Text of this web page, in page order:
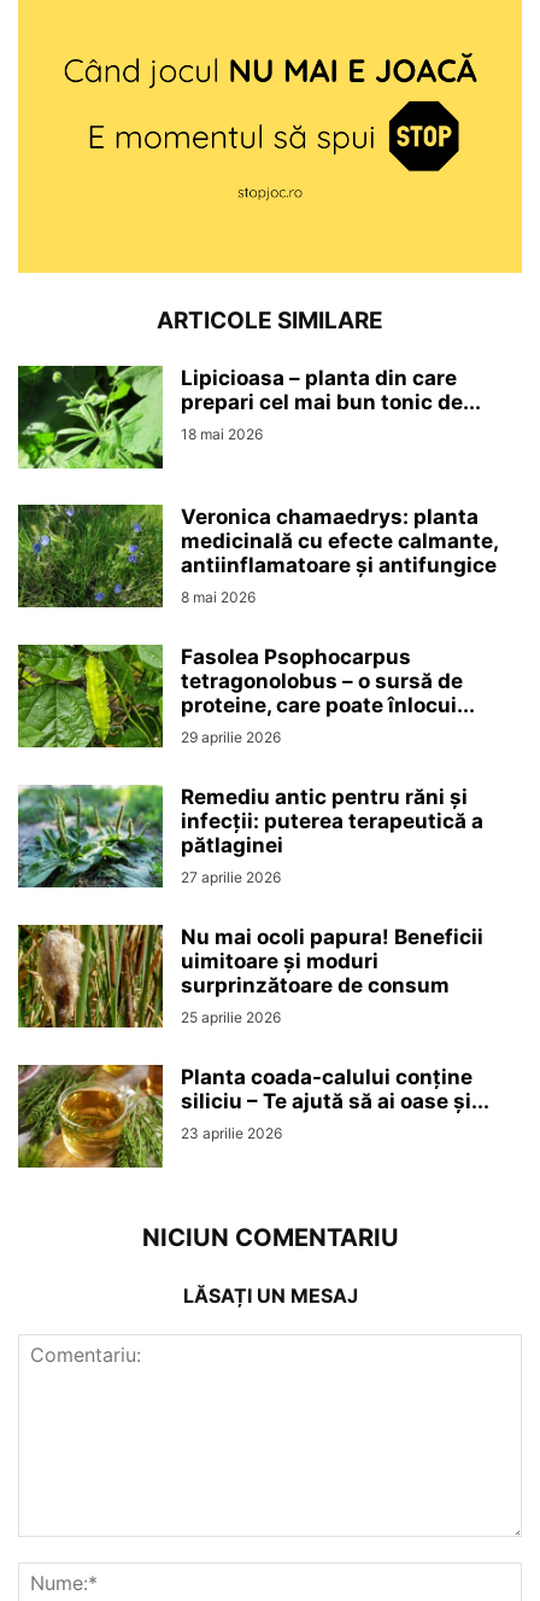
ARTICOLE SIMILARE
Lipicioasa – planta din care
prepari cel mai bun tonic de...
18 mai 2026
Veronica chamaedrys: planta
medicinală cu efecte calmante,
antiinflamatoare și antifungice
8 mai 2026
Fasolea Psophocarpus
tetragonolobus – o sursă de
proteine, care poate înlocui...
29 aprilie 2026
Remediu antic pentru răni și
infecții: puterea terapeutică a
pătlaginei
27 aprilie 2026
Nu mai ocoli papura! Beneficii
uimitoare și moduri
surprinzătoare de consum
25 aprilie 2026
Planta coada-calului conține
siliciu – Te ajută să ai oase și...
23 aprilie 2026
NICIUN COMENTARIU
LĂSAȚI UN MESAJ